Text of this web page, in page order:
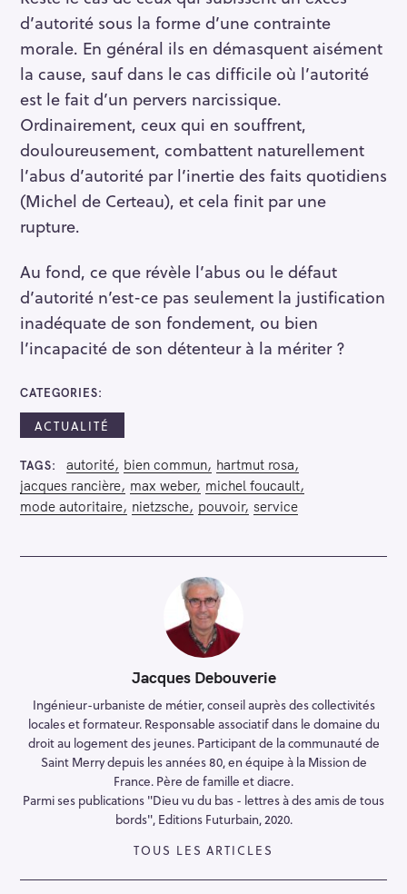
d’autorité sous la forme d’une contrainte
morale. En général ils en démasquent aisément
la cause, sauf dans le cas difficile où l’autorité
est le fait d’un pervers narcissique.
Ordinairement, ceux qui en souffrent,
douloureusement, combattent naturellement
l’abus d’autorité par l’inertie des faits quotidiens
(Michel de Certeau), et cela finit par une
rupture.
Au fond, ce que révèle l’abus ou le défaut
d’autorité n’est-ce pas seulement la justification
inadéquate de son fondement, ou bien
l’incapacité de son détenteur à la mériter ?
CATEGORIES
ACTUALITÉ
TAGS autorité bien commun
hartmut rosa
jacques rancière max weber michel foucault
mode autoritaire nietzsche pouvoir service
Jacques Debouverie
Ingénieur-urbaniste de métier, conseil auprès des collectivités
locales et formateur. Responsable associatif dans le domaine du
droit au logement des jeunes. Participant de la communauté de
Saint Merry depuis les années 80, en équipe à la Mission de
France. Père de famille et diacre.
Parmi ses publications "Dieu vu du bas - lettres à des amis de tous
bords", Editions Futurbain, 2020.
TOUS LES ARTICLES